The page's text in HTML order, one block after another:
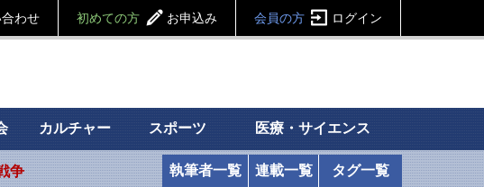
わせ 初めての方 お申込み 会員の方 ログイン
カルチャー スポーツ 医療・サイエンス
争 執筆者一覧 連載一覧 タグ一覧